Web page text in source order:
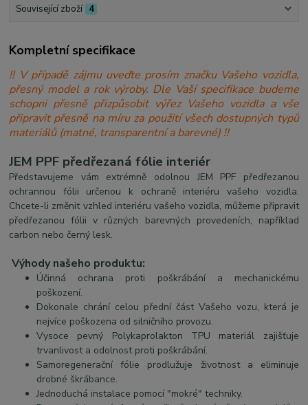
Související zboží 4
Kompletní specifikace
!! V případě zájmu uveďte prosím značku Vašeho vozidla,
přesný model a rok výroby. Dle Vaší specifikace budeme
schopni přesně přizpůsobit výřez Vašeho vozidla a vše
připravit přesně na míru za použití všech dostupných typů
materiálů (matné, transparentní a barevné) !!
JEM PPF předřezaná fólie interiér
Představujeme vám extrémně odolnou JEM PPF předřezanou
ochrannou fólii určenou k ochraně interiéru vašeho vozidla.
Chcete-li změnit vzhled interiéru vašeho vozidla, můžeme připravit
předřezanou fólii v různých barevných provedeních, například
carbon nebo černý lesk.
Výhody našeho produktu:
Účinná ochrana proti poškrábání a mechanickému
poškození.
Dokonale chrání celou přední část Vašeho vozu, která je
nejvíce poškozena od silničního provozu.
Vysoce pevný Polykaprolakton TPU materiál zajišťuje
trvanlivost a odolnost proti poškrábání.
Samoregenerační fólie prodlužuje životnost a eliminuje
drobné škrábance.
Jednoduchá instalace pomocí "mokré" techniky.